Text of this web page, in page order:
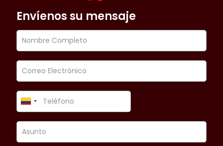
Envíenos su mensaje